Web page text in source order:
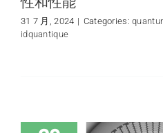
31 7 月, 2024 | Categories:
idquantique
quantum